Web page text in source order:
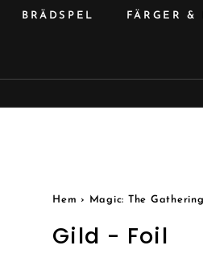
BRÄDSPEL FÄRGER &
Hem › Magic: The Gathering
Gild - Foil